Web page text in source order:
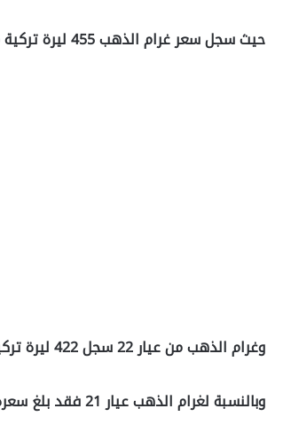
حيث سجل سعر غرام الذهب 455 ليرة تركية من عيار 24 غرام.
وغرام الذهب من عيار 22 سجل 422 ليرة تركية.
وبالنسبة لغرام الذهب عيار 21 فقد بلغ سعره 395 ليرة تركية.